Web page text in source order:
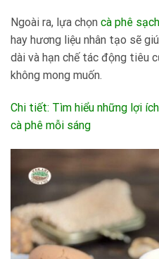
Ngoài ra, lựa chọn cà phê sạch
hay hương liệu nhân tạo sẽ
dài và hạn chế tác động tiêu
không mong muốn.
Chi tiết: Tìm hiểu những lợi
cà phê mỗi sáng